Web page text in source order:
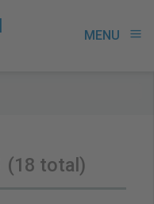
MENU menu
(18 total)